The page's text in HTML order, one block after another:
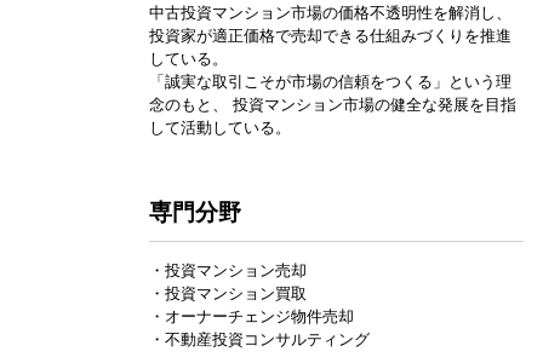
中古投資マンション市場の価格不透明性を解消し、
投資家が適正価格で売却できる仕組みづくりを推進
している。
「誠実な取引こそが市場の信頼をつくる」という理
念のもと、 投資マンション市場の健全な発展を目指
して活動している。
専門分野
・投資マンション売却
・投資マンション買取
・オーナーチェンジ物件売却
・不動産投資コンサルティング